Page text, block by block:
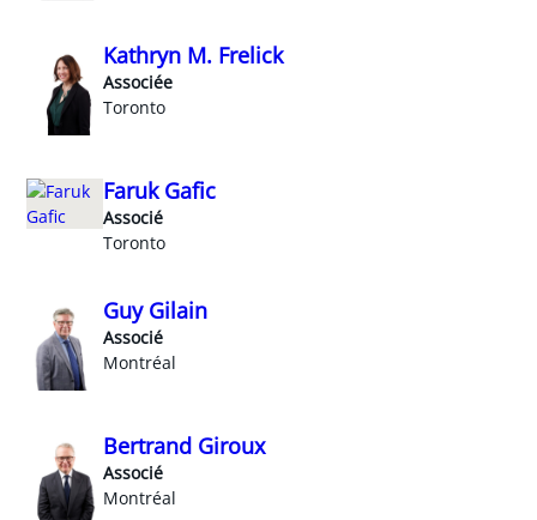
Kathryn M. Frelick
Associée
Toronto
Faruk Gafic
Associé
Toronto
Guy Gilain
Associé
Montréal
Bertrand Giroux
Associé
Montréal